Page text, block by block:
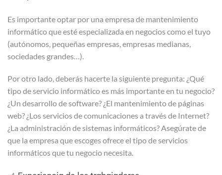
Es importante optar por una empresa de mantenimiento
informático que esté especializada en negocios como el tuyo
(autónomos, pequeñas empresas, empresas medianas,
sociedades grandes…).
Por otro lado, deberás hacerte la siguiente pregunta: ¿Qué
tipo de servicio informático es más importante en tu negocio?
¿Un desarrollo de software? ¿El mantenimiento de páginas
web? ¿Los servicios de comunicaciones a través de Internet?
¿La administración de sistemas informáticos? Asegúrate de
que la empresa que escoges ofrece el tipo de servicios
informáticos que tu negocio necesita.